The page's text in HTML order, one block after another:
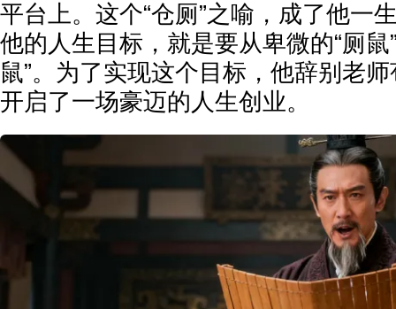
平台上。这个“仓厕”之喻，成了他一
他的人生目标，就是要从卑微的“厕鼠
鼠”。为了实现这个目标，他辞别老
开启了一场豪迈的人生创业。